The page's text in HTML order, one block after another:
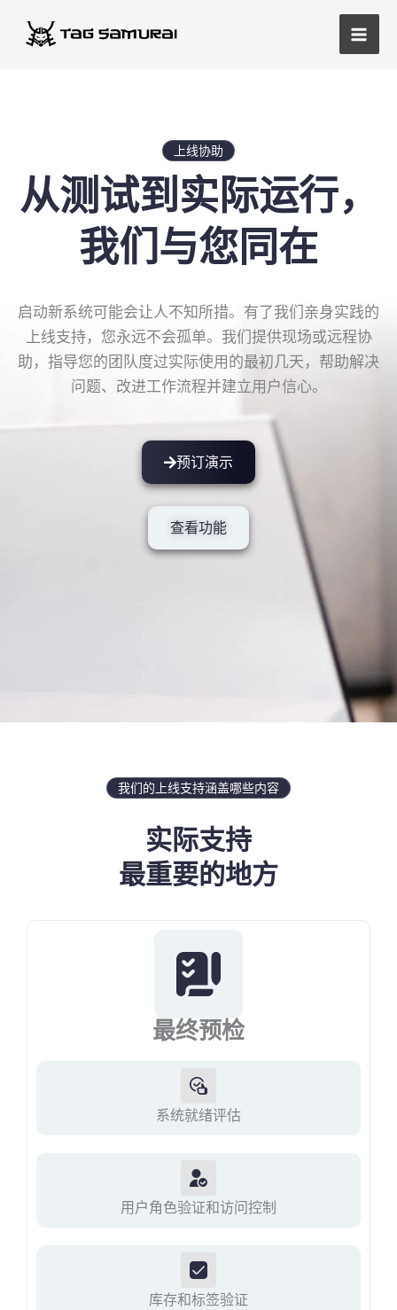
主
菜
上线协助
从测试到实际运行，
我们与您同在
启动新系统可能会让人不知所措。有了我们亲身实践的
上线支持，您永远不会孤单。我们提供现场或远程协
助，指导您的团队度过实际使用的最初几天，帮助解决
问题、改进工作流程并建立用户信心。
预订演示
查看功能
我们的上线支持涵盖哪些内容
实际支持
最重要的地方
最终预检
系统就绪评估
用户角色验证和访问控制
库存和标签验证